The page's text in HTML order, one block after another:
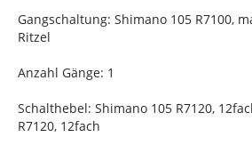
Gangschaltung: Shimano 105 R7100,
Ritzel
Anzahl Gänge: 1
Schalthebel: Shimano 105 R7120,
R7120, 12fach